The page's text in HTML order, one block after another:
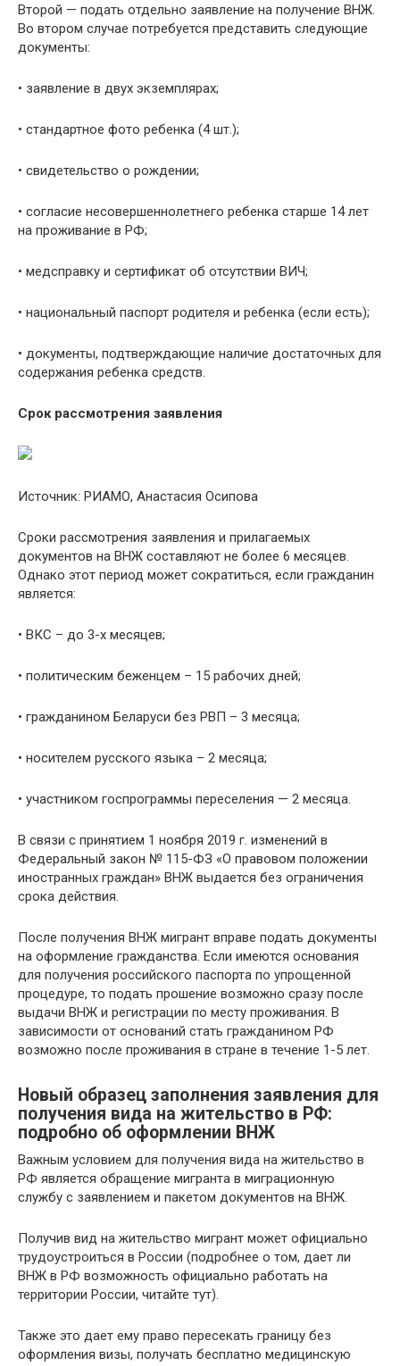
Второй — подать отдельно заявление на получение ВНЖ.
Во втором случае потребуется представить следующие
документы:
• заявление в двух экземплярах;
• стандартное фото ребенка (4 шт.);
• свидетельство о рождении;
• согласие несовершеннолетнего ребенка старше 14 лет
на проживание в РФ;
• медсправку и сертификат об отсутствии ВИЧ;
• национальный паспорт родителя и ребенка (если есть);
• документы, подтверждающие наличие достаточных для
содержания ребенка средств.
Срок рассмотрения заявления
Источник: РИАМО, Анастасия Осипова
Сроки рассмотрения заявления и прилагаемых
документов на ВНЖ составляют не более 6 месяцев.
Однако этот период может сократиться, если гражданин
является:
• ВКС – до 3-х месяцев;
• политическим беженцем – 15 рабочих дней;
• гражданином Беларуси без РВП – 3 месяца;
• носителем русского языка – 2 месяца;
• участником госпрограммы переселения — 2 месяца.
В связи с принятием 1 ноября 2019 г. изменений в
Федеральный закон № 115-ФЗ «О правовом положении
иностранных граждан» ВНЖ выдается без ограничения
срока действия.
После получения ВНЖ мигрант вправе подать документы
на оформление гражданства. Если имеются основания
для получения российского паспорта по упрощенной
процедуре, то подать прошение возможно сразу после
выдачи ВНЖ и регистрации по месту проживания. В
зависимости от оснований стать гражданином РФ
возможно после проживания в стране в течение 1-5 лет.
Новый образец заполнения заявления для
получения вида на жительство в РФ:
подробно об оформлении ВНЖ
Важным условием для получения вида на жительство в
РФ является обращение мигранта в миграционную
службу с заявлением и пакетом документов на ВНЖ.
Получив вид на жительство мигрант может официально
трудоустроиться в России (подробнее о том, дает ли
ВНЖ в РФ возможность официально работать на
территории России, читайте тут).
Также это дает ему право пересекать границу без
оформления визы, получать бесплатно медицинскую